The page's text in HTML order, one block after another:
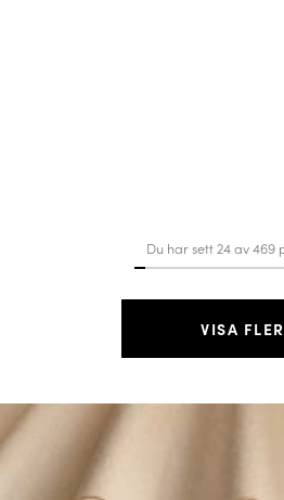
Du har sett 24 av 469
VISA FLER